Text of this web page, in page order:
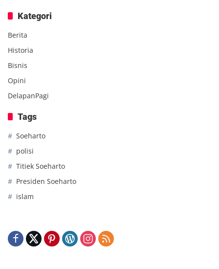
Kategori
Berita
Historia
Bisnis
Opini
DelapanPagi
Tags
Soeharto
polisi
Titiek Soeharto
Presiden Soeharto
islam